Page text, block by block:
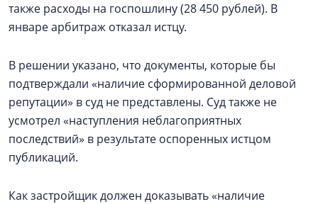
также расходы на госпошлину (28 450 рублей). В
январе арбитраж отказал истцу.
В решении указано, что документы, которые бы
подтверждали «наличие сформированной деловой
репутации» в суд не представлены. Суд также не
усмотрел «наступления неблагоприятных
последствий» в результате оспоренных истцом
публикаций.
Как застройщик должен доказывать «наличие